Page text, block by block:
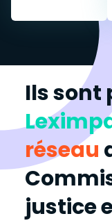
Ils sont
réseau
justice